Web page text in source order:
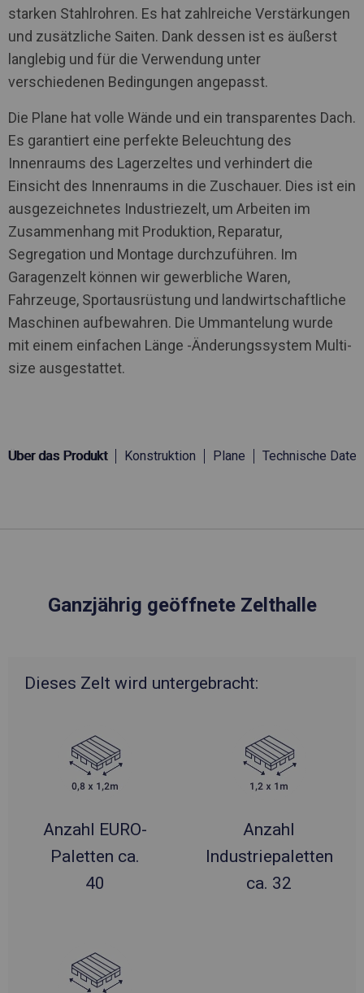
starken Stahlrohren. Es hat zahlreiche Verstärkungen
und zusätzliche Saiten. Dank dessen ist es äußerst
langlebig und für die Verwendung unter
verschiedenen Bedingungen angepasst.
Die Plane hat volle Wände und ein transparentes Dach.
Es garantiert eine perfekte Beleuchtung des
Innenraums des Lagerzeltes und verhindert die
Einsicht des Innenraums in die Zuschauer. Dies ist ein
ausgezeichnetes Industriezelt, um Arbeiten im
Zusammenhang mit Produktion, Reparatur,
Segregation und Montage durchzuführen. Im
Garagenzelt können wir gewerbliche Waren,
Fahrzeuge, Sportausrüstung und landwirtschaftliche
Maschinen aufbewahren. Die Ummantelung wurde
mit einem einfachen Länge -Änderungssystem Multi-
size ausgestattet.
Über das Produkt Konstruktion Plane Technische Daten
Ganzjährig geöffnete Zelthalle
Dieses Zelt wird untergebracht:
Anzahl EURO-
Paletten ca.
40
Anzahl
Industriepaletten
ca. 32